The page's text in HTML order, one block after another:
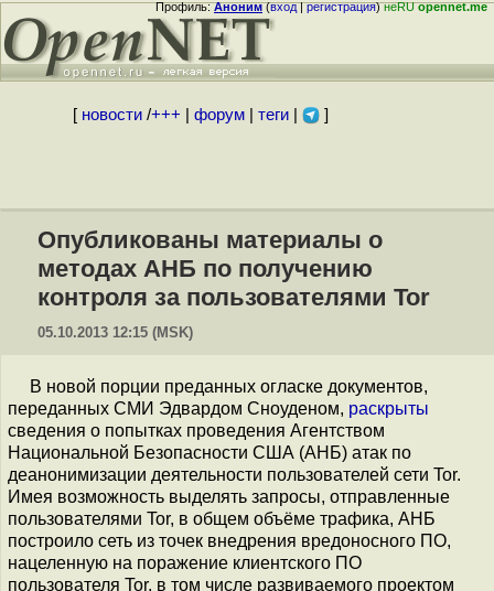
Профиль:Аноним(вход|регистрация)неRUopennet.me
[ новости/+++ форум| теги| ]
Опубликованы материалы о
методах АНБ по получению
контроля за пользователями Tor
05.10.2013 12:15 (MSK)
В новой порции преданных огласке документов,
переданных СМИ Эдвардом Сноуденом, раскрыты
сведения о попытках проведения Агентством
Национальной Безопасности США (АНБ) атак по
деанонимизации деятельности пользователей сети Tor.
Имея возможность выделять запросы, отправленные
пользователями Tor, в общем объёме трафика, АНБ
построило сеть из точек внедрения вредоносного ПО,
нацеленную на поражение клиентского ПО
пользователя Tor, в том числе развиваемого проектом